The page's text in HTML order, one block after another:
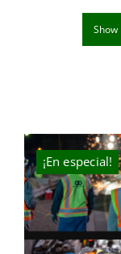
Show
¡En especial!